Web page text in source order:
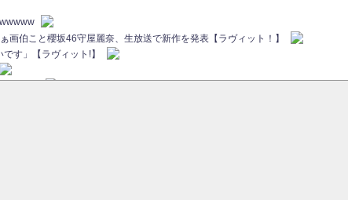
伯こと櫻坂46守屋麗奈、生放送で新作を発表【ラヴィット！】
す」【ラヴィット!】